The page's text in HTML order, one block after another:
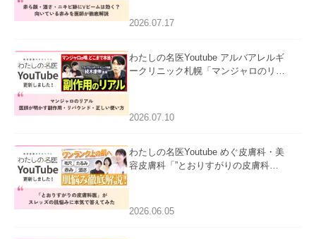
ました。
2026.07.17
わたしの名医Youtube アルバアレルギ
ークリニック札幌「マンジャロのリア
た。
2026.07.10
わたしの名医Youtube めぐ皮膚科・美
容皮膚科「”とおりすがりの皮膚科
2026.06.05